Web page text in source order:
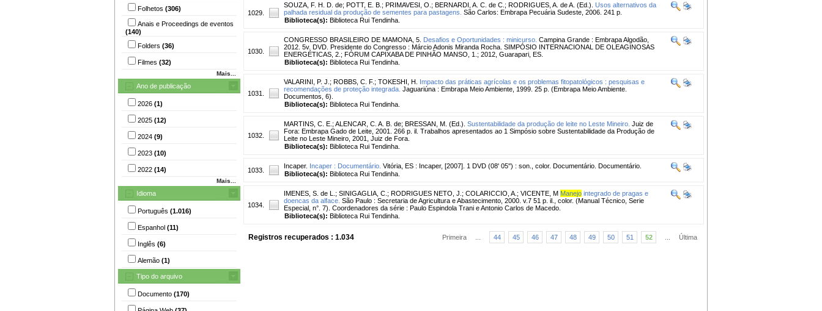
Folhetos (306)
Anais e Proceedings de eventos
(140)
Folders (36)
Filmes (32)
Mais...
Ano de publicação
2026 (1)
2025 (12)
2024 (9)
2023 (10)
2022 (14)
Mais...
Idioma
Português (1.016)
Espanhol (11)
Inglês (6)
Alemão (1)
Tipo do arquivo
Documento (170)
1029.
SOUZA, F. H. D. de; POTT, E. B. ; PRIMAVESI, O. ; BERNARDI, A. C. de C. ; RODRIGUES, A. de A. (Ed.). Usos alternativos da
palhada residual da produção de sementes para pastagens. São Carlos: Embrapa Pecuária Sudeste, 2006. 241 p.
Biblioteca(s): Biblioteca Rui Tendinha.
1030.
CONGRESSO BRASILEIRO DE MAMONA, 5. Desafios e Oportunidades : minicurso. Campina Grande : Embrapa Algodão,
2012. 5v. DVD. Presidente do Congresso : Márcio Adonis Miranda Rocha. SIMPÓSIO INTERNACIONAL DE OLEAGINOSAS
ENERGÉTICAS, 2.; FÓRUM CAPIXABA DE PINHÃO MANSO, 1.; 2012, Guarapari, ES.
Biblioteca(s): Biblioteca Rui Tendinha.
1031.
VALARINI, P. J. ; ROBBS, C. F. ; TOKESHI, H.
Impacto das práticas agrícolas e os problemas fitopatológicos : pesquisas e
recomendações de proteção integrada. Jaguariúna : Embrapa Meio Ambiente, 1999. 25 p. (Embrapa Meio Ambiente.
Documentos, 6).
Biblioteca(s): Biblioteca Rui Tendinha.
1032.
MARTINS, C. E. ; ALENCAR, C. A. B. de; BRESSAN, M. (Ed.). Sustentabilidade da produção de leite no Leste Mineiro. Juiz de
Fora: Embrapa Gado de Leite, 2001. 266 p. il. Trabalhos apresentados ao 1 Simpósio sobre Sustentabilidade da Produção de
Leite no Leste Mineiro, 2001, Juiz de Fora.
Biblioteca(s): Biblioteca Rui Tendinha.
1033.
Incaper. Incaper : Documentário. Vitória, ES : Incaper, [2007]. 1 DVD (08' 05'') : son., color. Documentário. Documentário.
Biblioteca(s): Biblioteca Rui Tendinha.
1034.
IMENES, S. de L. ; SINIGAGLIA, C. ; RODRIGUES NETO, J. ; COLARICCIO, A. ; VICENTE, M Manejo integrado de pragas e
doencas da alface. São Paulo : Secretaria de Agricultura e Abastecimento, 2000. v.7 51 p. il., color. (Manual Técnico, Serie
Especial, n°. 7). Coordenadores da série : Paulo Espindola Trani e Antonio Carlos de Macedo.
Biblioteca(s): Biblioteca Rui Tendinha.
Registros recuperados : 1.034 Primeira 44 45 46 47 48 49 50 51 52 Última